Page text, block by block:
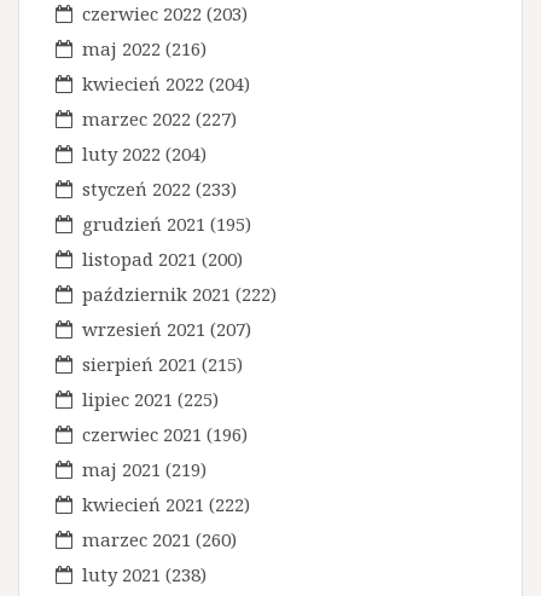
czerwiec 2022 (203)
maj 2022 (216)
kwiecień 2022 (204)
marzec 2022 (227)
luty 2022 (204)
styczeń 2022 (233)
grudzień 2021 (195)
listopad 2021 (200)
październik 2021 (222)
wrzesień 2021 (207)
sierpień 2021 (215)
lipiec 2021 (225)
czerwiec 2021 (196)
maj 2021 (219)
kwiecień 2021 (222)
marzec 2021 (260)
luty 2021 (238)